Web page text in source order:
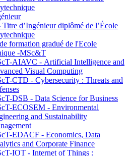
Titre d’Ingénieur diplômé de l’École
formation gradué de l'Ecole
-MSc&T
AIAVC - Artificial Intelligence and
Visual Computing
CTD - Cybersecurity : Threats and
DSB - Data Science for Business
ECOSEM - Environmental
and Sustainability
EDACF - Economics, Data
and Corporate Finance
IOT - Internet of Things :